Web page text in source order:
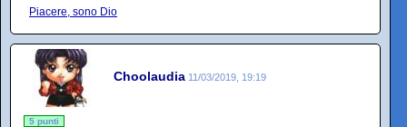
Piacere, sono Dio
Choolaudia 11/03/2019, 19:19
5 punti